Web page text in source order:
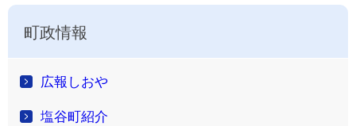
町政情報
広報しおや
塩谷町紹介